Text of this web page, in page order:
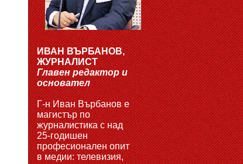
ИВАН ВЪРБАНОВ,
ЖУРНАЛИСТ
Главен редактор и
основател
Г-н Иван Върбанов е
магистър по
журналистика с над
25-годишен
професионален опит
в медии: телевизия,